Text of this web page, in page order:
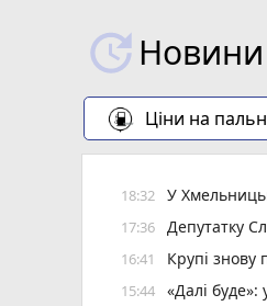
Новини
Ціни на
18:32 У
17:36 Депутатку
16:41 Крупі знову
15:44
«Далі